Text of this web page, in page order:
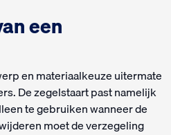
een
en materiaalkeuze uitermate
De zegelstaart past namelijk
te gebruiken wanneer de
moet de verzegeling